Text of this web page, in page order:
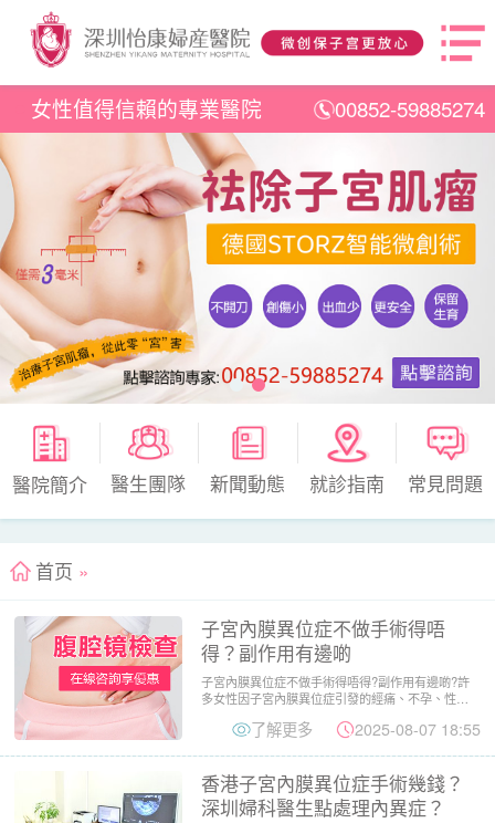
女性值得信賴的專業醫院 00852-59885274
醫院簡介 醫生團隊 新聞動態 就診指南 常見問題
首页 »
子宮內膜異位症不做手術得唔
得？副作用有邊啲
子宮內膜異位症不做手術得唔得?副作用有邊啲?許
多女性因子宮內膜異位症引發的經痛、不孕、性交
了解更多 2025-08-07 18:55
香港子宮內膜異位症手術幾錢？
深圳婦科醫生點處理內異症？